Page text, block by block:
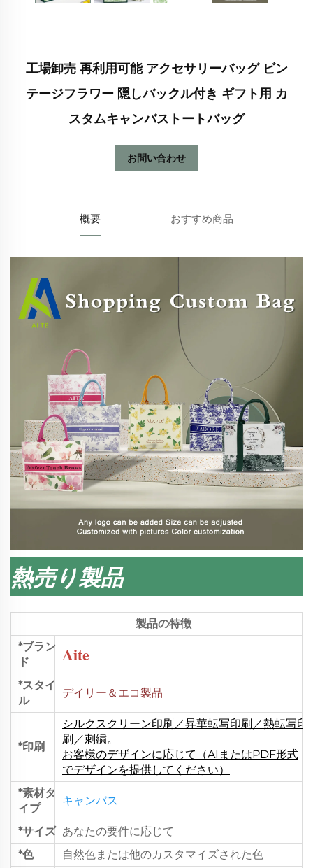
工場卸売 再利用可能 アクセサリーバッグ ビン
テージフラワー 隠しバックル付き ギフト用 カ
スタムキャンバストートバッグ
お問い合わせ
概要 おすすめ商品
熱売り製品
製品の特徴
*ブラン
ド
Aite
*スタイ
ル
デイリー＆エコ製品
*印刷
シルクスクリーン印刷／昇華転写印刷／熱転写印
刷／刺繍。
お客様のデザインに応じて（AIまたはPDF形式
でデザインを提供してください）
*素材タ
イプ
キャンバス
*サイズ あなたの要件に応じて
*色
自然色または他のカスタマイズされた色